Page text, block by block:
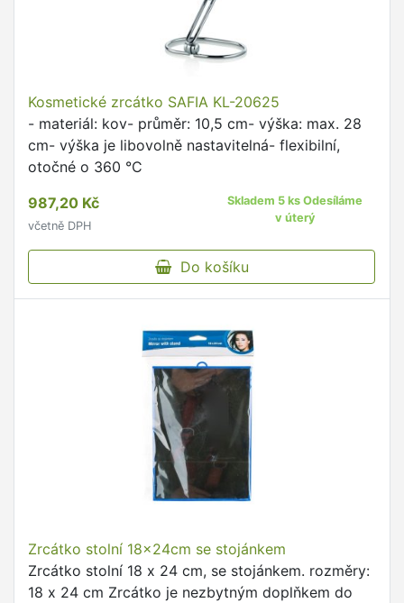
Kosmetické zrcátko SAFIA KL-20625
- materiál: kov- průměr: 10,5 cm- výška: max. 28
cm- výška je libovolně nastavitelná- flexibilní,
otočné o 360 °C
987,20 Kč
včetně DPH
Skladem 5 ks Odesíláme
v úterý
Do košíku
Zrcátko stolní 18x24cm se stojánkem
Zrcátko stolní 18 x 24 cm, se stojánkem. rozměry:
18 x 24 cm Zrcátko je nezbytným doplňkem do